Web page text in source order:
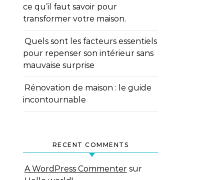
ce qu’il faut savoir pour
transformer votre maison.
Quels sont les facteurs essentiels
pour repenser son intérieur sans
mauvaise surprise
Rénovation de maison : le guide
incontournable
RECENT COMMENTS
A WordPress Commenter sur